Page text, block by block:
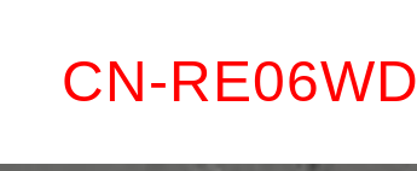
CN-RE06WD